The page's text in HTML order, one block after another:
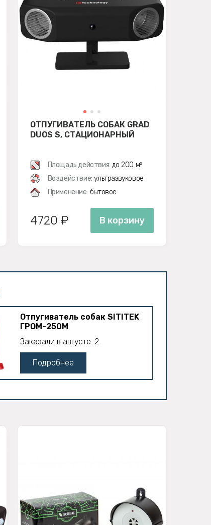
ОТПУГИВАТЕЛЬ СОБАК GRAD
DUOS S, СТАЦИОНАРНЫЙ
Площадь действия: до 200 м²
Воздействие: ультразвуковое
Применение: бытовое
4720 ₽ В корзину
Отпугиватель собак SITITEK
ГРОМ-250M
Заказали в августе: 2
Подробнее